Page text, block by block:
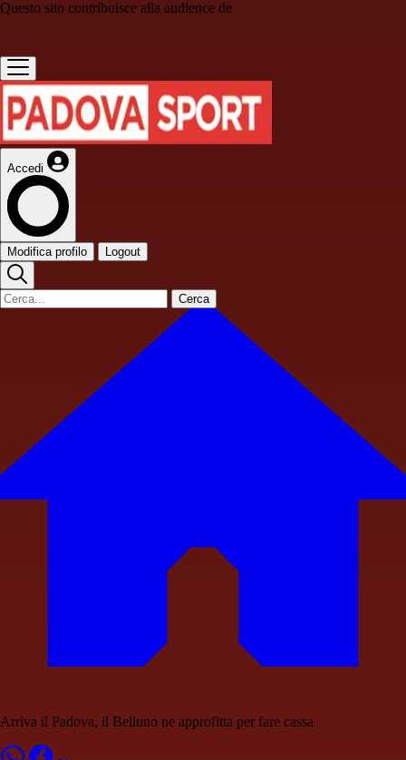
Questo sito contribuisce alla audience de
Accedi
Modifica profilo Logout
Cerca
Arriva il Padova, il Belluno ne approfitta per fare cassa